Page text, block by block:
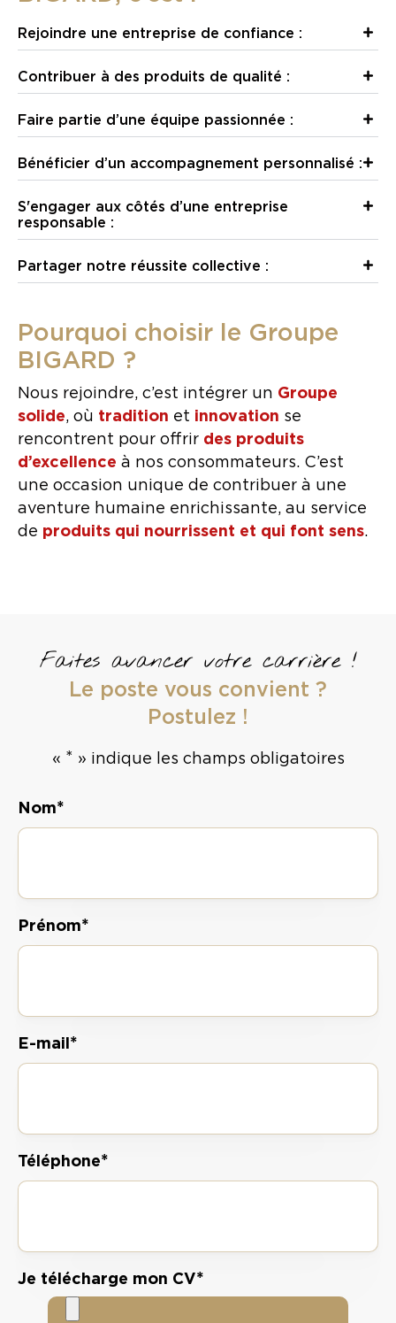
Rejoindre une entreprise de confiance :
Contribuer à des produits de qualité :
Faire partie d’une équipe passionnée :
Bénéficier d’un accompagnement personnalisé :
S'engager aux côtés d’une entreprise
responsable :
Partager notre réussite collective :
Pourquoi choisir le Groupe
BIGARD ?
Nous rejoindre, c’est intégrer un Groupe
solide, où tradition et innovation se
rencontrent pour offrir des produits
d’excellence à nos consommateurs. C’est
une occasion unique de contribuer à une
aventure humaine enrichissante, au service
de produits qui nourrissent et qui font sens.
Faites avancer votre carrière !
Le poste vous convient ?
Postulez !
« * » indique les champs obligatoires
Nom*
Prénom*
E-mail *
Téléphone*
Je télécharge mon CV*